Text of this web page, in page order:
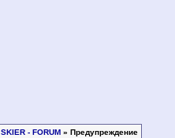
SKIER - FORUM» Предупреждение